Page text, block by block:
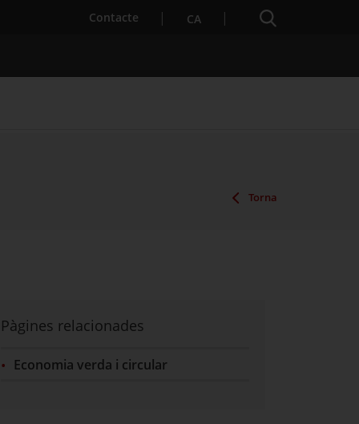
Contacte . Obre en una nova finestra.
CA Cercador
Torna
Pàgines relacionades
Economia verda i circular